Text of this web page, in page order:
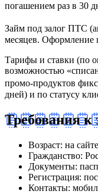
погашением раз в 30
Займ под залог ПТС
месяцев. Оформление
Тарифы и ставки (по
возможностью
промо‑продуктов
дней) и по статусу
Требования
Возраст: на
Гражданство:
Документы:
Регистрация:
Контакты: